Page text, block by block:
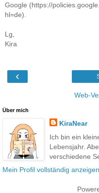
Google (https://
hl=de).
Lg,
Kira
‹
Web-
Über mich
KiraNear
Ich bin ein
Lebensjahr.
verschiedene
Mein Profil vollständig anzeigen